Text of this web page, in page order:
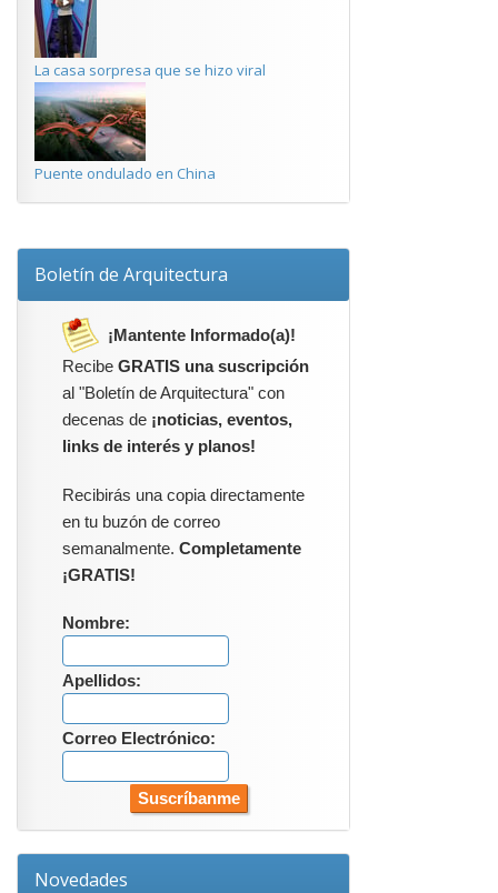
La casa sorpresa que se hizo viral
Puente ondulado en China
Boletín de Arquitectura
¡Mantente Informado(a)!
Recibe GRATIS una suscripción
al "Boletín de Arquitectura" con
decenas de ¡noticias, eventos,
links de interés y planos!
Recibirás una copia directamente
en tu buzón de correo
semanalmente. Completamente
¡GRATIS!
Nombre:
Apellidos:
Correo Electrónico:
Novedades